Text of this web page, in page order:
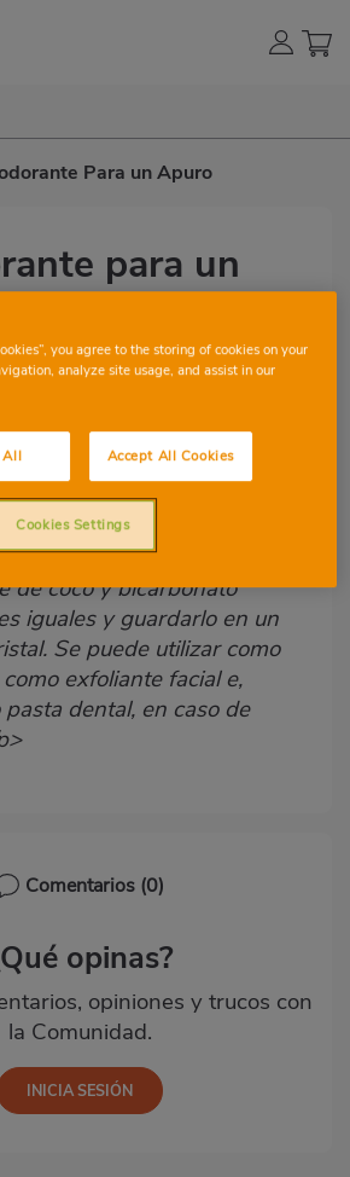
Para un Apuro
para un
que no falla nunca es
de coco y bicarbonato
iguales y guardarlo en un
Se puede utilizar como
exfoliante facial e,
pasta dental, en caso de
Comentarios (0)
opinas?
opiniones y trucos con
la Comunidad.
you agree to the storing of cookies on your
analyze site usage, and assist in our
All Accept All Cookies
Cookies Settings